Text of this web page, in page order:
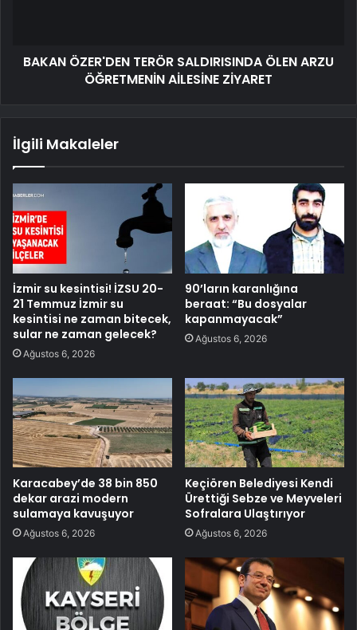
BAKAN ÖZER'DEN TERÖR SALDIRISINDA ÖLEN ARZU
ÖĞRETMENİN AİLESİNE ZİYARET
İlgili Makaleler
İzmir su kesintisi! İZSU 20-
21 Temmuz İzmir su
kesintisi ne zaman bitecek,
sular ne zaman gelecek?
Ağustos 6, 2026
90’ların karanlığına
beraat: “Bu dosyalar
kapanmayacak”
Ağustos 6, 2026
Karacabey’de 38 bin 850
dekar arazi modern
sulamaya kavuşuyor
Ağustos 6, 2026
Keçiören Belediyesi Kendi
Ürettiği Sebze ve Meyveleri
Sofralara Ulaştırıyor
Ağustos 6, 2026